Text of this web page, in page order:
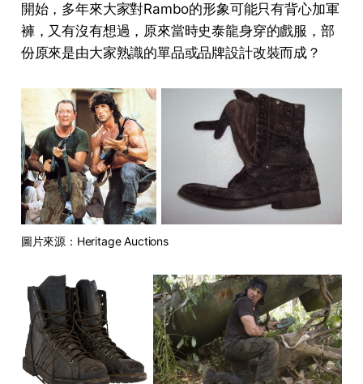
開始，多年來大家對Rambo的形象可能只有背心加軍
褲，又有沒有想過，原來當時史泰龍身穿的戲服，部
份原來是由大家熟識的單品或品牌設計改裝而成？
圖片來源：Heritage Auctions